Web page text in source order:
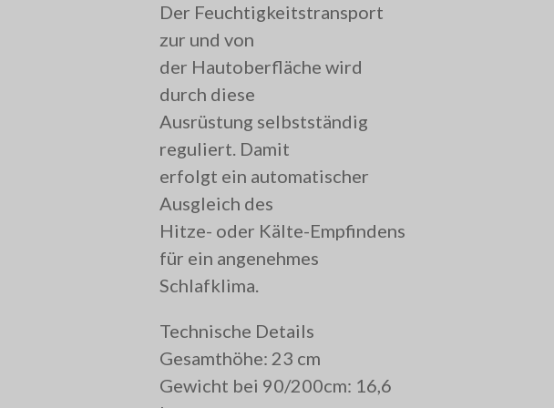
Der Feuchtigkeitstransport
zur und von
der Hautoberfläche wird
durch diese
Ausrüstung selbstständig
reguliert. Damit
erfolgt ein automatischer
Ausgleich des
Hitze- oder Kälte-Empfindens
für ein angenehmes
Schlafklima.
Technische Details
Gesamthöhe: 23 cm
Gewicht bei 90/200cm: 16,6